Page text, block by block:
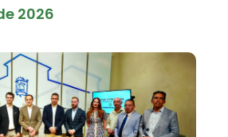
2026